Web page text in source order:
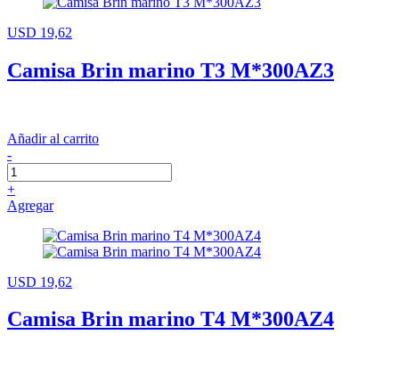
USD 19,62
Camisa Brin marino T3 M*300AZ3
Añadir al carrito
-
+
Agregar
USD 19,62
Camisa Brin marino T4 M*300AZ4